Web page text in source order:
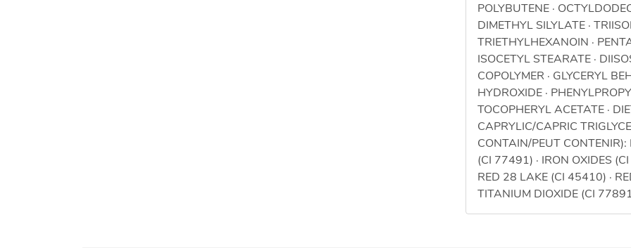
POLYBUTENE ·
DIMETHYL SILYLATE ·
TRIETHYLHEXANOIN ·
ISOCETYL STEARATE ·
COPOLYMER · GLYCERYL
HYDROXIDE ·
TOCOPHERYL ACETATE ·
CAPRYLIC/CAPRIC
CONTAIN/PEUT
(CI 77491) · IRON OXIDES
RED 28 LAKE (CI 45410) ·
TITANIUM DIOXIDE (CI